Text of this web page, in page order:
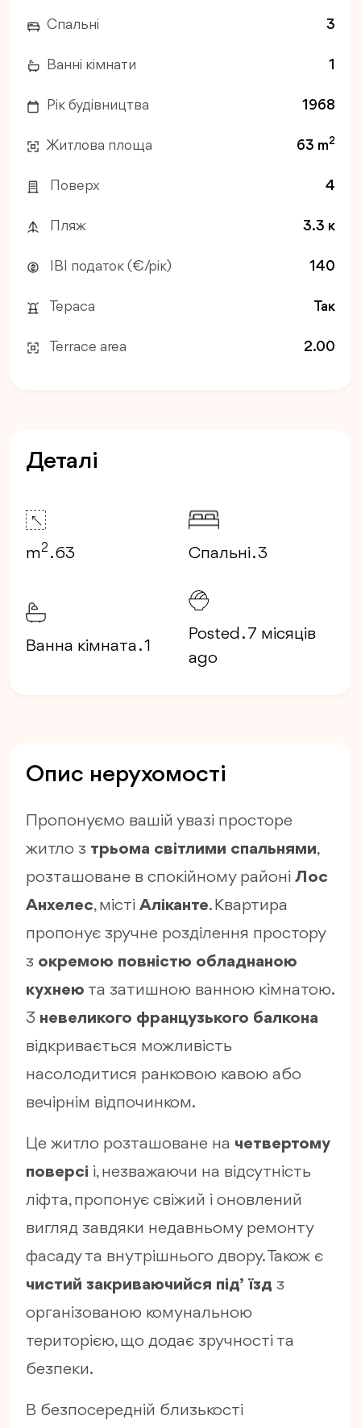
Спальні 3
Ванні кімнати 1
Рік будівництва 1968
Житлова площа 63 m2
Поверх 4
Пляж 3.3 к
IBI податок (€/рік) 140
Тераса Так
Terrace area 2.00
Деталі
m2 . 63 Спальні . 3
Ванна кімната . 1
Posted . 7 місяців
ago
Опис нерухомості
Пропонуємо вашій увазі просторе
житло з трьома світлими спальнями,
розташоване в спокійному районі Лос
Анхелес, місті Аліканте. Квартира
пропонує зручне розділення простору
з окремою повністю обладнаною
кухнею та затишною ванною кімнатою.
З невеликого французького балкона
відкривається можливість
насолодитися ранковою кавою або
вечірнім відпочинком.
Це житло розташоване на четвертому
поверсі і, незважаючи на відсутність
ліфта, пропонує свіжий і оновлений
вигляд завдяки недавньому ремонту
фасаду та внутрішнього двору. Також є
чистий закриваючийся під’їзд з
організованою комунальною
територією, що додає зручності та
безпеки.
В безпосередній близькості